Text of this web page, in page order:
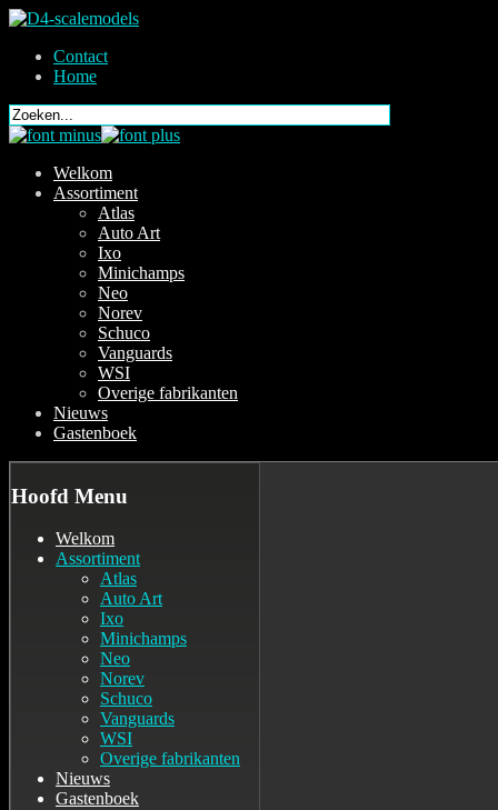
Contact
Home
Welkom
Assortiment
Atlas
Auto Art
Ixo
Minichamps
Neo
Norev
Schuco
Vanguards
WSI
Overige fabrikanten
Nieuws
Gastenboek
Hoofd Menu
Welkom
Assortiment
Atlas
Auto Art
Ixo
Minichamps
Neo
Norev
Schuco
Vanguards
WSI
Overige fabrikanten
Nieuws
Gastenboek